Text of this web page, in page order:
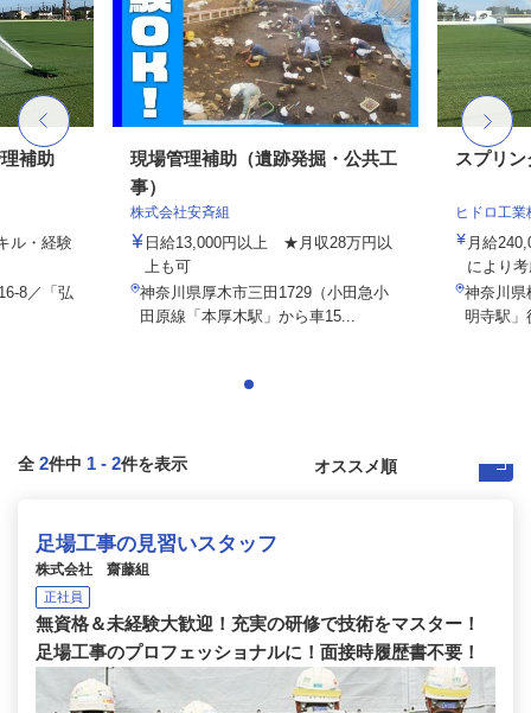
補助
ル・経験
8／「弘
現場管理補助（遺跡発掘・公共工
事）
株式会社安斉組
日給13,000円以上 ★月収28万円以
上も可
神奈川県厚木市三田1729（小田急小
田原線「本厚木駅」から車15...
スプリ
ヒドロ工業
月給
により
神奈川県
明寺駅」
全 2件中 1 - 2件を表示
足場工事の見習いスタッフ
株式会社 齋藤組
正社員
無資格＆未経験大歓迎！充実の研修で技術をマスター！
足場工事のプロフェッショナルに！面接時履歴書不要！